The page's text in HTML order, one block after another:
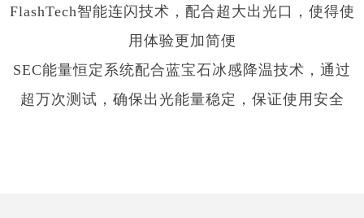
FlashTech智能连闪技术，配合超大出光口，使得使
用体验更加简便
SEC能量恒定系统配合蓝宝石冰感降温技术，通过
超万次测试，确保出光能量稳定，保证使用安全